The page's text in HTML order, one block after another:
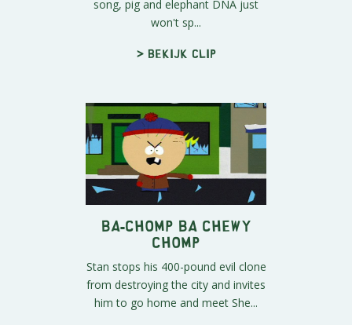
song, pig and elephant DNA just
won't sp...
> Bekijk clip
Ba-Chomp Ba Chewy
Chomp
Stan stops his 400-pound evil clone
from destroying the city and invites
him to go home and meet She...